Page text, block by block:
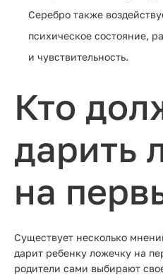
Серебро также
психическое состояние,
и чувствительность.
Кто
дарить
на
Существует несколько
дарит ребенку ложечку на
родители сами выбирают